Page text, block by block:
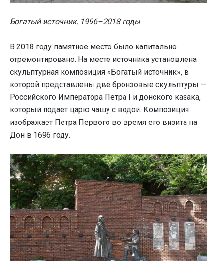
Богатый источник, 1996–2018 годы
В 2018 году памятное место было капитально
отремонтировано. На месте источника установлена
скульптурная композиция «Богатый источник», в
которой представлены две бронзовые скульптуры —
Российского Императора Петра I и донского казака,
который подаёт царю чашу с водой. Композиция
изображает Петра Первого во время его визита на
Дон в 1696 году.